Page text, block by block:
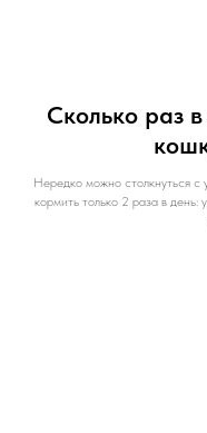
Сколько раз
Нередко можно столкнуться с
кормить только 2 раза в